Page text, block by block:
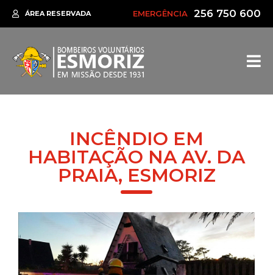
ÁREA RESERVADA EMERGÊNCIA 256 750 600
INCÊNDIO EM
HABITAÇÃO NA AV. DA
PRAIA, ESMORIZ